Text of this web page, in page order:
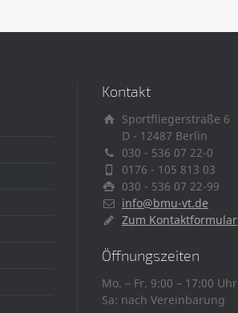
Kontakt
Sportfliegerstraße 6
D - 12487 Berlin
030 - 536 07 22-0
0176 - 105 813 03
030 - 536 07 22-99
info@bmu-vt.de
Zum Kontaktformular
Öffnungszeiten
Mo. – Fr. 9:00 – 17:00 Uhr
Sa: nach Vereinbarung